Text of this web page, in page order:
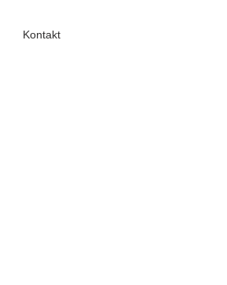
Kontakt